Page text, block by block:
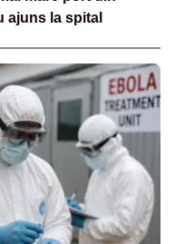
ajuns la spital